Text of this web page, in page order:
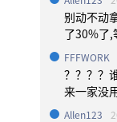
别动不动
了30%了,
FFFWORK
？？？？
来一家没
Allen123